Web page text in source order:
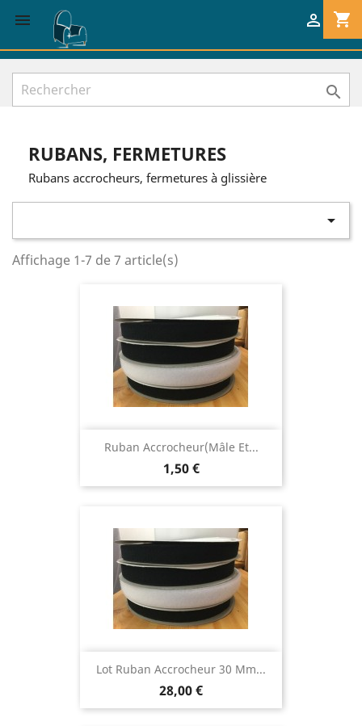
 shopping_cart


RUBANS, FERMETURES
Rubans accrocheurs, fermetures à glissière

Affichage 1-7 de 7 article(s)
Ruban Accrocheur(mâle Et...
Prix
1,50 €
Lot Ruban Accrocheur 30 Mm...
Prix
28,00 €